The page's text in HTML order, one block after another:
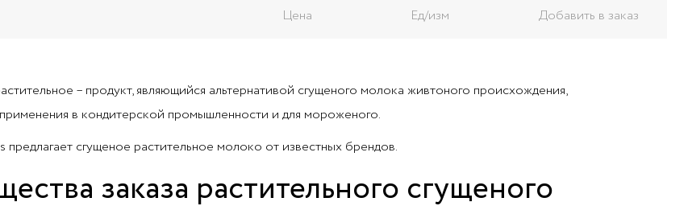
Цена Ед/изм Добавить в заказ
– продукт, являющийся альтернативой сгущеного молока живтоного происхождения,
в кондитерской промышленности и для мороженого.
предлагает сгущеное растительное молоко от известных брендов.
заказа растительного сгущеного